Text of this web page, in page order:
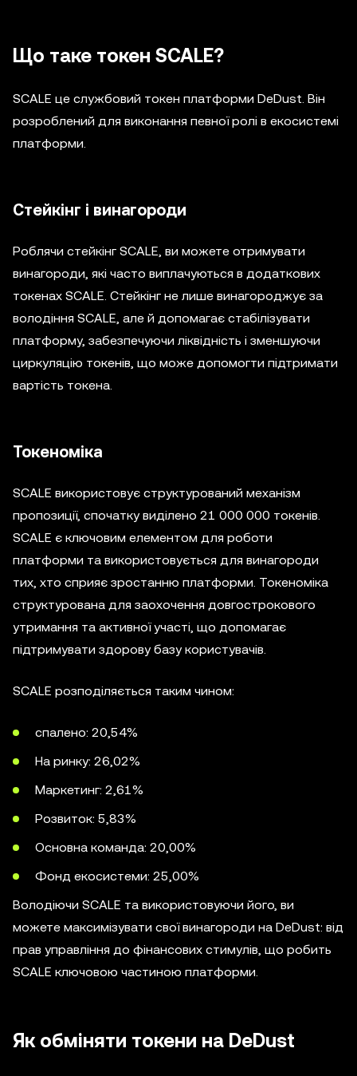
Що таке токен SCALE?
SCALE це службовий токен платформи DeDust. Він
розроблений для виконання певної ролі в екосистемі
платформи.
Стейкінг і винагороди
Роблячи стейкінг SCALE, ви можете отримувати
винагороди, які часто виплачуються в додаткових
токенах SCALE. Стейкінг не лише винагороджує за
володіння SCALE, але й допомагає стабілізувати
платформу, забезпечуючи ліквідність і зменшуючи
циркуляцію токенів, що може допомогти підтримати
вартість токена.
Токеноміка
SCALE використовує структурований механізм
пропозиції, спочатку виділено 21 000 000 токенів.
SCALE є ключовим елементом для роботи
платформи та використовується для винагороди
тих, хто сприяє зростанню платформи. Токеноміка
структурована для заохочення довгострокового
утримання та активної участі, що допомагає
підтримувати здорову базу користувачів.
SCALE розподіляється таким чином:
спалено: 20,54%
На ринку: 26,02%
Маркетинг: 2,61%
Розвиток: 5,83%
Основна команда: 20,00%
Фонд екосистеми: 25,00%
Володіючи SCALE та використовуючи його, ви
можете максимізувати свої винагороди на DeDust: від
прав управління до фінансових стимулів, що робить
SCALE ключовою частиною платформи.
Як обміняти токени на DeDust